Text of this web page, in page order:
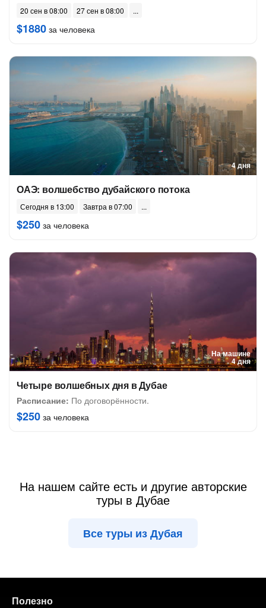
20 сен в 08:00 27 сен в 08:00
$1880 за человека
4 дня
ОАЭ: волшебство дубайского потока
Сегодня в 13:00 Завтра в 07:00
$250 за человека
На машине
4 дня
Четыре волшебных дня в Дубае
Расписание: По договорённости.
$250 за человека
На нашем сайте есть и другие авторские
туры в Дубае
Все туры из Дубая
Полезно